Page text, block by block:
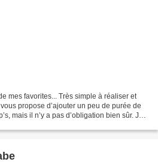
mes favorites... Très simple à réaliser et
propose d’ajouter un peu de purée de
mais il n’y a pas d’obligation bien sûr. Je